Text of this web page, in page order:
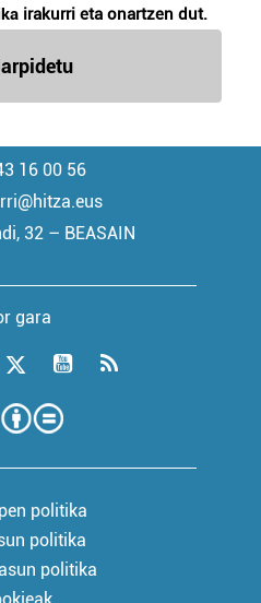
irakurri eta onartzen dut.
16 00 56
32 – BEASAIN
gara
politika
politika
politika